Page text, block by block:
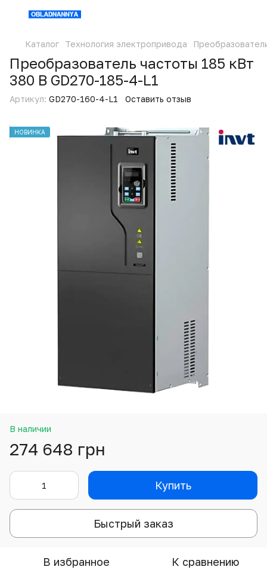
Каталог Технология электропривода
Преобразователь частоты 185 кВт
380 В GD270-185-4-L1
Артикул: GD270-160-4-L1 Оставить отзыв
НОВИНКА
В наличии
274 648 грн
Купить
Быстрый заказ
В избранное К сравнению